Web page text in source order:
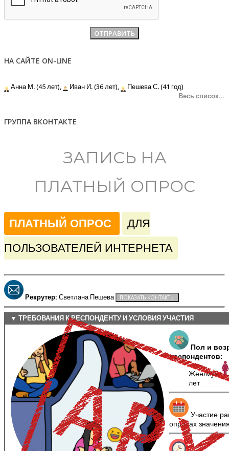
НА САЙТЕ ON-LINE
Анна М. (45 лет), Иван И. (36 лет),
Пешева С. (41 год)
Весь список...
ГРУППА ВКОНТАКТЕ
ЗАПИСЬ НА
ПЛАТНЫЙ ОПРОС
ПЛАТНЫЙ ОПРОС
ДЛЯ
ПОЛЬЗОВАТЕЛЕЙ ИНТЕРНЕТА
Рекрутер: Светлана Пешева
▼ ТРЕБОВАНИЯ К РЕСПОНДЕНТУ И УСЛОВИЯ УЧАСТИЯ
Пол и
респондентов:
Жен/муж
лет
Участие
опросах